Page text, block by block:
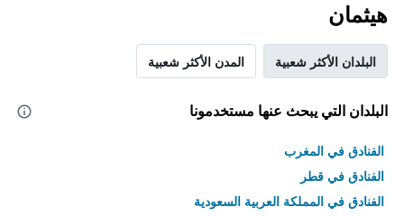
هيثمان
البلدان الأكثر شعبية المدن الأكثر شعبية
البلدان التي يبحث عنها مستخدمونا
الفنادق في المغرب
الفنادق في قطر
الفنادق في المملكة العربية السعودية